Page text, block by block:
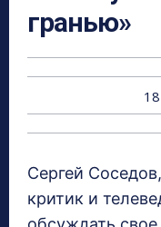
гранью»
Сергей
критик и